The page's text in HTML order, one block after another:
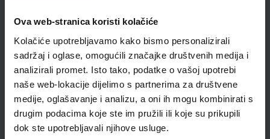
Ova web-stranica koristi kolačiće
Kolačiće upotrebljavamo kako bismo personalizirali
sadržaj i oglase, omogućili značajke društvenih medija i
analizirali promet. Isto tako, podatke o vašoj upotrebi
naše web-lokacije dijelimo s partnerima za društvene
medije, oglašavanje i analizu, a oni ih mogu kombinirati s
drugim podacima koje ste im pružili ili koje su prikupili
dok ste upotrebljavali njihove usluge.
Newsletter prijava